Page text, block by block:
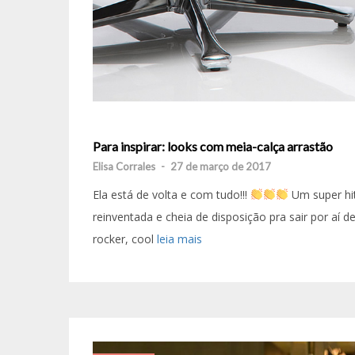
Para inspirar: looks com meia-calça arrastão
Elisa Corrales - 27 de março de 2017
Ela está de volta e com tudo!!!
Um super
reinventada e cheia de disposição pra sair por aí
rocker, cool leia mais